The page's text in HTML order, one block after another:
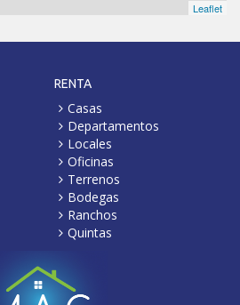
Leaflet
RENTA
Casas
Departamentos
Locales
Oficinas
Terrenos
Bodegas
Ranchos
Quintas